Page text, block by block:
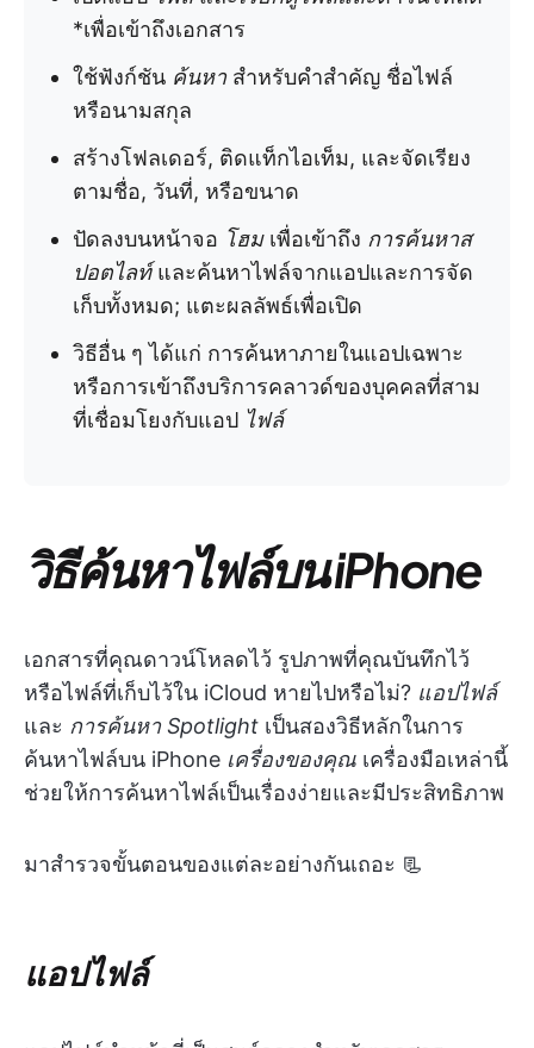
*เพื่อเข้าถึงเอกสาร
ใช้ฟังก์ชัน ค้นหา สำหรับคำสำคัญ ชื่อไฟล์
หรือนามสกุล
สร้างโฟลเดอร์, ติดแท็กไอเท็ม, และจัดเรียง
ตามชื่อ, วันที่, หรือขนาด
ปัดลงบนหน้าจอ โฮม เพื่อเข้าถึง การค้นหาส
ปอตไลท์ และค้นหาไฟล์จากแอปและการจัด
เก็บทั้งหมด; แตะผลลัพธ์เพื่อเปิด
วิธีอื่น ๆ ได้แก่ การค้นหาภายในแอปเฉพาะ
หรือการเข้าถึงบริการคลาวด์ของบุคคลที่สาม
ที่เชื่อมโยงกับแอป ไฟล์
วิธีค้นหาไฟล์บน iPhone
เอกสารที่คุณดาวน์โหลดไว้ รูปภาพที่คุณบันทึกไว้
หรือไฟล์ที่เก็บไว้ใน iCloud หายไปหรือไม่? แอปไฟล์
และ การค้นหา Spotlight เป็นสองวิธีหลักในการ
ค้นหาไฟล์บน iPhone เครื่องของคุณ เครื่องมือเหล่านี้
ช่วยให้การค้นหาไฟล์เป็นเรื่องง่ายและมีประสิทธิภาพ
มาสำรวจขั้นตอนของแต่ละอย่างกันเถอะ 📃
แอปไฟล์